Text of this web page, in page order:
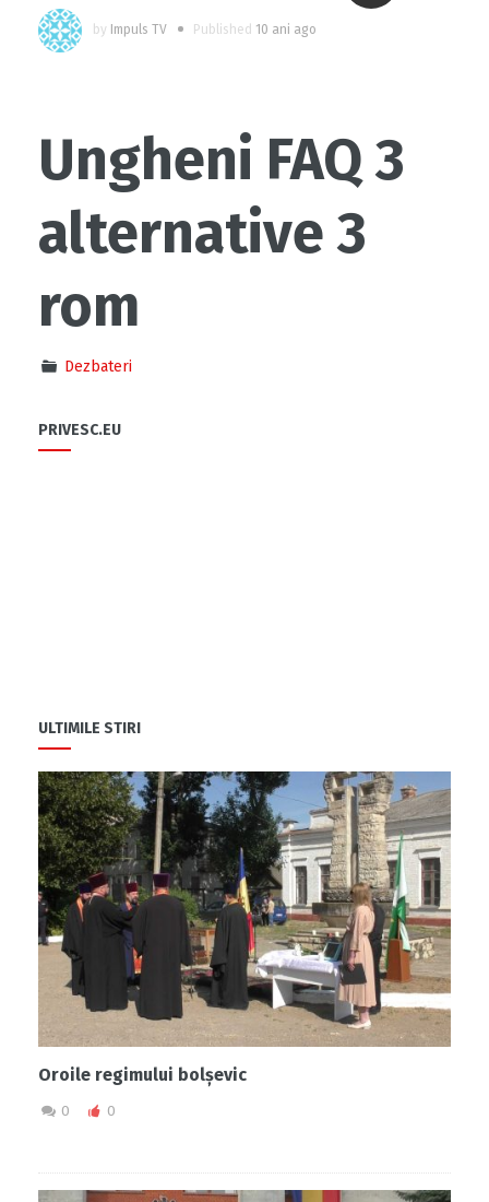
Emisiunea ALTERNATIVE – motor pentru
ALTERNATIVE De unde apicultorii își culeg
dulceața?
3
by Impuls TV Published 10 ani ago
Ungheni FAQ 3
alternative 3
rom
Dezbateri
PRIVESC.EU
ULTIMILE STIRI
Oroile regimului bolșevic
0 0